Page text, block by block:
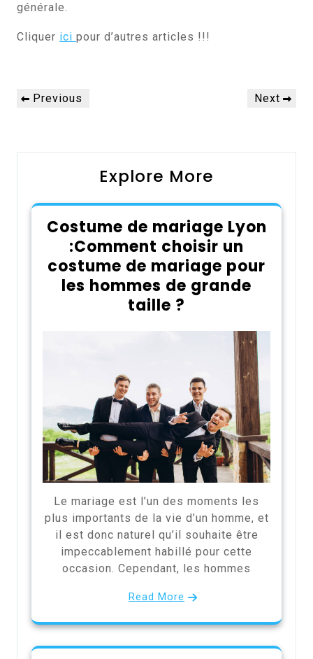
générale.
Cliquer ici pour d’autres articles !!!
Navigation
dePrevious
Previous
Next
Next
Explore More
Costume de mariage Lyon
:Comment choisir un
costume de mariage pour
les hommes de grande
taille ?
Le mariage est l’un des moments les
plus importants de la vie d’un homme, et
il est donc naturel qu’il souhaite être
impeccablement habillé pour cette
occasion. Cependant, les hommes
Read More